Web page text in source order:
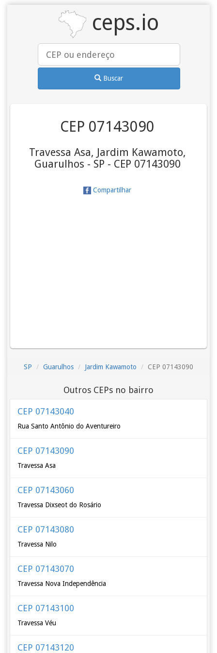
ceps.io
Buscar
CEP 07143090
Travessa Asa, Jardim Kawamoto,
Guarulhos - SP - CEP 07143090
Compartilhar
SP Guarulhos Jardim Kawamoto CEP 07143090
Outros CEPs no bairro
CEP 07143040
Rua Santo Antônio do Aventureiro
CEP 07143090
Travessa Asa
CEP 07143060
Travessa Dixseot do Rosário
CEP 07143080
Travessa Nilo
CEP 07143070
Travessa Nova Independência
CEP 07143100
Travessa Véu
CEP 07143120